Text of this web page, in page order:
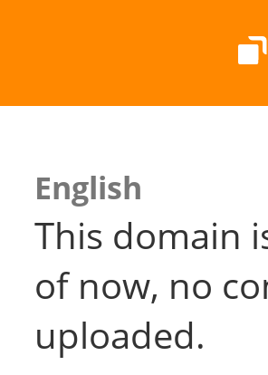
English
This domain
of now, no
uploaded.